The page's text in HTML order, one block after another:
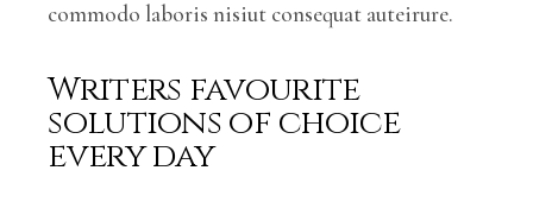
commodo laboris nisiut consequat auteirure.
Writers favourite
solutions of choice
every day